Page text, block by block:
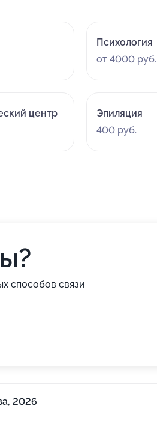
Психология
от 4000 руб.
центр
Эпиляция
400 руб.
способов связи
2026